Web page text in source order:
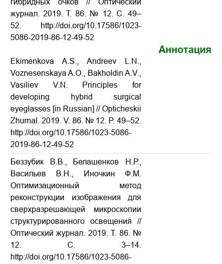
гибридных очков// Оптический
журнал. 2019. Т. 86. № 12. С. 49–
52. http://doi.org/10.17586/1023-
5086-2019-86-12-49-52
Ekimenkova A.S., Andreev L.N.,
Voznesenskaya A.O., Bakholdin A.V.,
Vasiliev V.N. Principles for
developing hybrid surgical
eyeglasses [in Russian] // Opticheskii
Zhurnal. 2019. V. 86. № 12. P. 49–52.
http://doi.org/10.17586/1023-5086-
2019-86-12-49-52
Аннотация
Беззубик В.В., Белашенков Н.Р.,
Васильев В.Н., Иночкин Ф.М.
Оптимизационный метод
реконструкции изображения для
сверхразрешающей микроскопии
структурированного освещения //
Оптический журнал. 2019. Т. 86. №
12. С. 3–14.
http://doi.org/10.17586/1023-5086-